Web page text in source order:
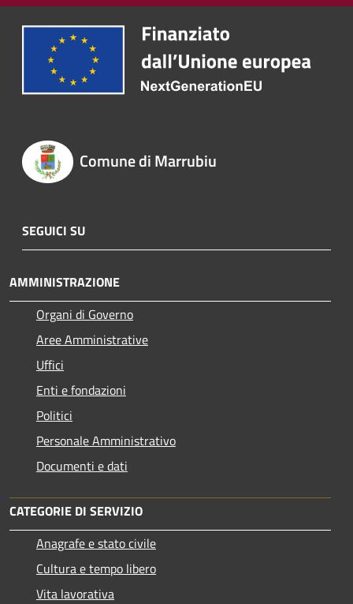
Comune di Marrubiu
SEGUICI SU
AMMINISTRAZIONE
Organi di Governo
Aree Amministrative
Uffici
Enti e fondazioni
Politici
Personale Amministrativo
Documenti e dati
CATEGORIE DI SERVIZIO
Anagrafe e stato civile
Cultura e tempo libero
Vita lavorativa